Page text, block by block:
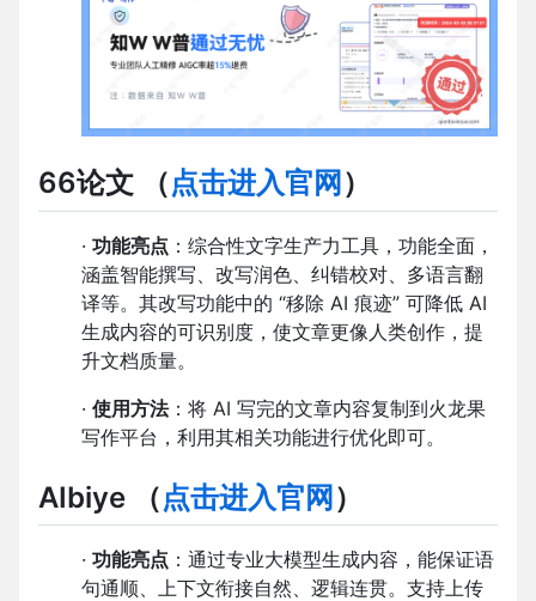
66论文 （点击进入官网 ）
· 功能亮点 ：综合性文字生产力工具，功能全面，
涵盖智能撰写、改写润色、纠错校对、多语言翻
译等。其改写功能中的 “移除 AI 痕迹” 可降低 AI
生成内容的可识别度，使文章更像人类创作，提
升文档质量。
· 使用方法：将 AI 写完的文章内容复制到火龙果
写作平台，利用其相关功能进行优化即可。
AIbiye （点击进入官网 ）
· 功能亮点 ：通过专业大模型生成内容，能保证语
句通顺、上下文衔接自然、逻辑连贯。支持上传